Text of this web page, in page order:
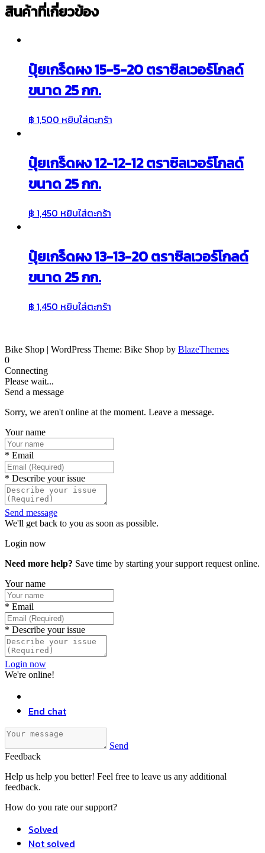
สินค้าที่เกี่ยวข้อง
ปุ๋ยเกร็ดผง 15-5-20 ตราซิลเวอร์โกลด์
ขนาด 25 กก.
฿ 1,500 หยิบใส่ตะกร้า
ปุ๋ยเกร็ดผง 12-12-12 ตราซิลเวอร์โกลด์
ขนาด 25 กก.
฿ 1,450 หยิบใส่ตะกร้า
ปุ๋ยเกร็ดผง 13-13-20 ตราซิลเวอร์โกลด์
ขนาด 25 กก.
฿ 1,450 หยิบใส่ตะกร้า
Bike Shop | WordPress Theme: Bike Shop by BlazeThemes
0
Connecting
Please wait...
Send a message
Sorry, we aren't online at the moment. Leave a message.
Your name
* Email
* Describe your issue
Send message
We'll get back to you as soon as possible.
Login now
Need more help? Save time by starting your support request online.
Your name
* Email
* Describe your issue
Login now
We're online!
End chat
Send
Feedback
Help us help you better! Feel free to leave us any additional
feedback.
How do you rate our support?
Solved
Not solved